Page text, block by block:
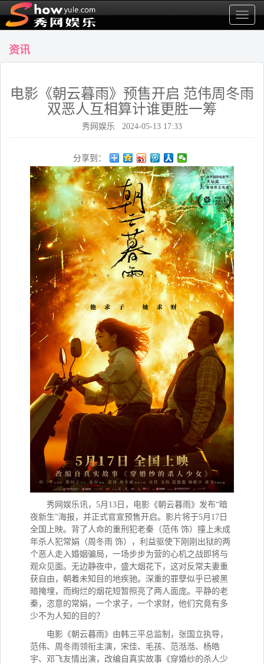
显
示
资讯
电影《朝云暮雨》预售开启 范伟周冬雨
双恶人互相算计谁更胜一筹
秀网娱乐 2024-05-13 17:33
分享到：
秀网娱乐讯， 5月13日，电影《朝云暮雨》发布“暗
夜新生”海报，并正式官宣预售开启。影片将于5月17日
全国上映。背了人命的重刑犯老秦（范伟 饰）撞上未成
年杀人犯常娟（周冬雨 饰），利益驱使下刚刚出狱的两
个恶人走入婚姻骗局，一场步步为营的心机之战即将与
观众见面。无边静夜中，盛大烟花下，这对反常夫妻重
获自由，朝着未知目的地疾驰。深重的罪孽似乎已被黑
暗掩埋，而绚烂的烟花短暂照亮了两人面庞。平静的老
秦，恣意的常娟，一个求子，一个求财，他们究竟有多
少不为人知的目的？
电影《朝云暮雨》由韩三平总监制，张国立执导，
范伟、周冬雨领衔主演，宋佳、毛孩、范湉湉、杨皓
宇、邓飞友情出演，改编自真实故事《穿婚纱的杀人少